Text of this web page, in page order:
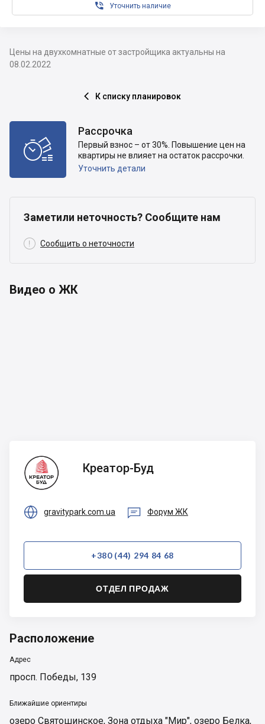
 Уточнить наличие
Цены на двухкомнатные от застройщика актуальны на
08.02.2022
 К списку планировок

Рассрочка
Первый взнос – от 30%. Повышение цен на
квартиры не влияет на остаток рассрочки.
Уточнить детали
Заметили неточность? Сообщите нам
 Сообщить о неточности
Видео о ЖК
Креатор-
Буд
Креатор-Буд
 gravitypark.com.ua  Форум ЖК
+380 (44) 294 84 68
ОТДЕЛ ПРОДАЖ
Расположение
Адрес
просп. Победы, 139
Ближайшие ориентиры
озеро Святошинское, Зона отдыха "Мир", озеро Белка,